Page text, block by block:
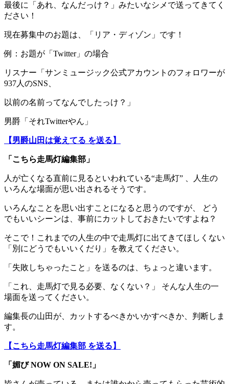
最後に「あれ、なんだっけ？」みたいなシメで送ってきてく
ださい！
現在募集中のお題は、「リア・ディゾン」です！
例：お題が「Twitter」の場合
リスナー「サンミュージック公式アカウントのフォロワーが
937人のSNS、
以前の名前ってなんでしたっけ？」
男爵「それTwitterやん」
【男爵山田は覚えてる を送る】
「こちら走馬灯編集部」
人が亡くなる直前に見るといわれている“走馬灯” 、人生の
いろんな場面が思い出されるそうです。
いろんなことを思い出すことになると思うのですが、 どう
でもいいシーンは、事前にカットしておきたいですよね？
そこで！これまでの人生の中で走馬灯に出てきてほしくない
「別にどうでもいいくだり」を教えてください。
「失敗しちゃったこと」を送るのは、ちょっと違います。
「これ、走馬灯で見る必要、なくない？」 そんな人生の一
場面を送ってください。
編集長の山田が、カットするべきかいかすべきか、判断しま
す。
【こちら走馬灯編集部 を送る】
「媚び NOW ON SALE!」